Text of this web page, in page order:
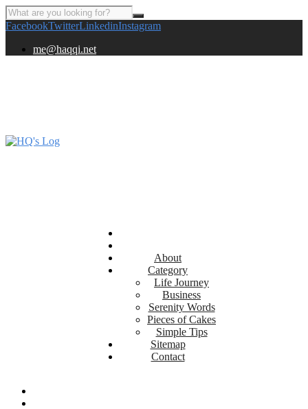
FacebookTwitterLinkedinInstagram
me@haqqi.net
About
Category
Life Journey
Business
Serenity Words
Pieces of Cakes
Simple Tips
Sitemap
Contact